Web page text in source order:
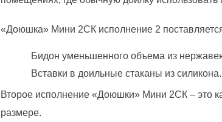
«Доюшка» Мини 2СК исполнение 2
Бидон уменьшенного объема из
Вставки в доильные стаканы из силикона.
Второе исполнение «Доюшки» Мини 2СК – это
размере.